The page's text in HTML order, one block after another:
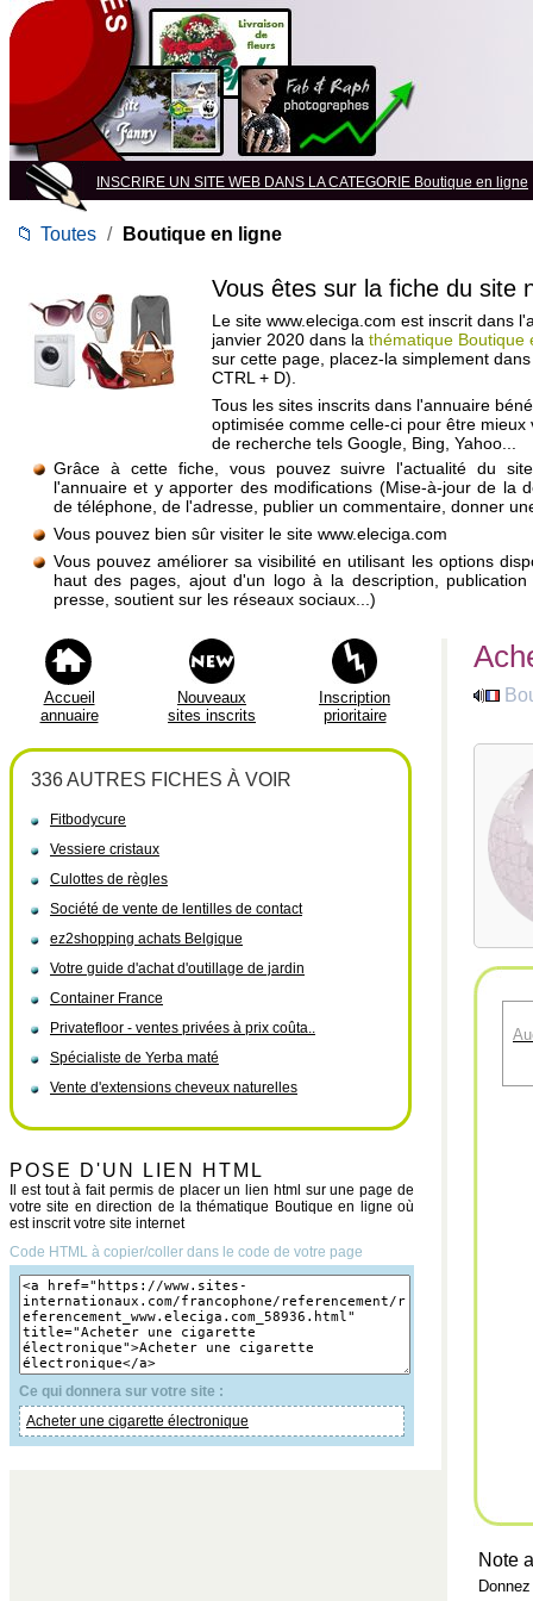
INSCRIRE UN SITE WEB DANS LA CATEGORIE Boutique en ligne
📁 Toutes / Boutique en ligne
Vous êtes sur la fiche du site
Le site www.eleciga.com est inscrit dans
janvier 2020 dans la thématique Boutique
sur cette page, placez-la simplement
CTRL + D).
Tous les sites inscrits dans l'annuaire
optimisée comme celle-ci pour être mieux
de recherche tels Google, Bing, Yahoo...
Grâce à cette fiche, vous pouvez suivre l'actualité du
l'annuaire et y apporter des modifications (Mise-à-jour de la
de téléphone, de l'adresse, publier un commentaire, donner
Vous pouvez bien sûr visiter le site www.eleciga.com
Vous pouvez améliorer sa visibilité en utilisant les options
haut des pages, ajout d'un logo à la description,
presse, soutient sur les réseaux sociaux...)
Accueil
annuaire
Nouveaux
sites inscrits
Inscription
prioritaire
336 AUTRES FICHES À VOIR
Fitbodycure
Vessiere cristaux
Culottes de règles
Société de vente de lentilles de contact
ez2shopping achats Belgique
Votre guide d'achat d'outillage de jardin
Container France
Privatefloor - ventes privées à prix coûta..
Spécialiste de Yerba maté
Vente d'extensions cheveux naturelles
POSE D'UN LIEN HTML
Il est tout à fait permis de placer un lien html sur une page de
votre site en direction de la thématique Boutique en ligne où
est inscrit votre site internet
Code HTML à copier/coller dans le code de votre page
Ce qui donnera sur votre site :
Acheter une cigarette électronique
Note